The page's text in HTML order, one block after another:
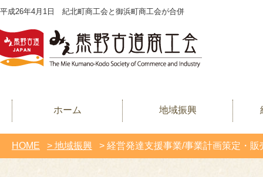
平成26年4月1日 紀北町商工会と御浜町商工会が合併
ホーム 地域振興
HOME > 地域振興 > 経営発達支援事業/事業計画策定・